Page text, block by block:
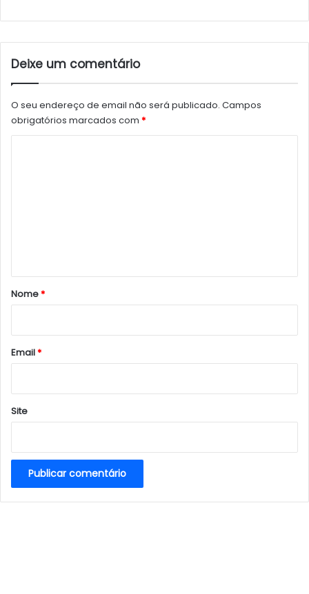
Deixe um comentário
O seu endereço de email não será publicado. Campos
obrigatórios marcados com *
r
*
Nome*
Email*
Site